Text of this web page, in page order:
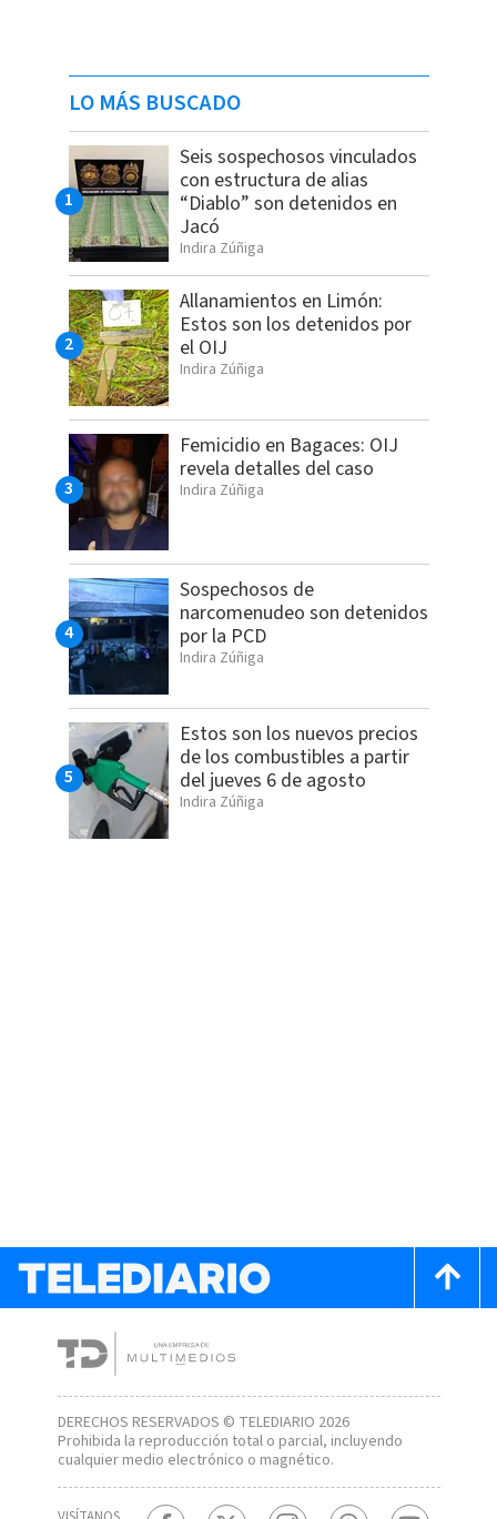
LO MÁS BUSCADO
Seis sospechosos vinculados
con estructura de alias
“Diablo” son detenidos en
Jacó
Indira Zúñiga
Allanamientos en Limón:
Estos son los detenidos por
el OIJ
Indira Zúñiga
Femicidio en Bagaces: OIJ
revela detalles del caso
Indira Zúñiga
Sospechosos de
narcomenudeo son detenidos
por la PCD
Indira Zúñiga
Estos son los nuevos precios
de los combustibles a partir
del jueves 6 de agosto
Indira Zúñiga
DERECHOS RESERVADOS © TELEDIARIO 2026
Prohibida la reproducción total o parcial, incluyendo
cualquier medio electrónico o magnético.